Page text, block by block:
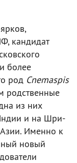
кандидат
более
род Cnemaspis
родственные
из них
и на Шри-
Именно к
новый